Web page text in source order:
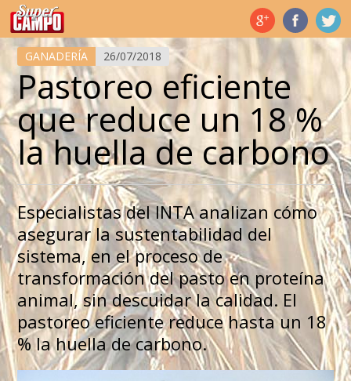
Temas de hoy
GANADERÍA 26/07/2018
Pastoreo eficiente
que reduce un 18 %
la huella de carbono
Especialistas del INTA analizan cómo
asegurar la sustentabilidad del
sistema, en el proceso de
transformación del pasto en proteína
animal, sin descuidar la calidad. El
pastoreo eficiente reduce hasta un 18
% la huella de carbono.